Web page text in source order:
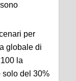
per
globale di
la
solo del 30%